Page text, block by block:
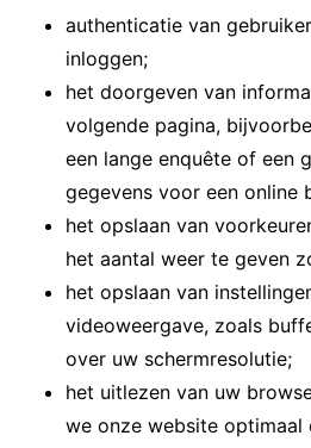
authenticatie van
inloggen;
het doorgeven van
volgende pagina,
een lange enquête of een
gegevens voor een online
het opslaan van
het aantal weer te geven
het opslaan van
videoweergave, zoals
over uw schermresolutie;
het uitlezen van uw
we onze website optimaal